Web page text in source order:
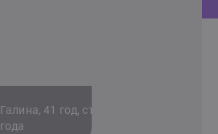
Галина, 41 год, стаж 3
года